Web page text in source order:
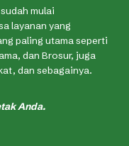
sudah mulai
layanan yang
paling utama seperti
dan Brosur, juga
dan sebagainya.
Anda.